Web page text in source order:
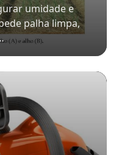
umidade e
palha limpa,